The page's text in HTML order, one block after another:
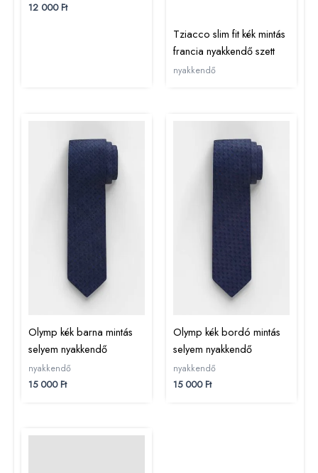
12 000Ft
Tziacco slim fit kék mintás
francia nyakkendő szett
nyakkendő
Olymp kék barna mintás
selyem nyakkendő
nyakkendő
15 000Ft
Olymp kék bordó mintás
selyem nyakkendő
nyakkendő
15 000Ft